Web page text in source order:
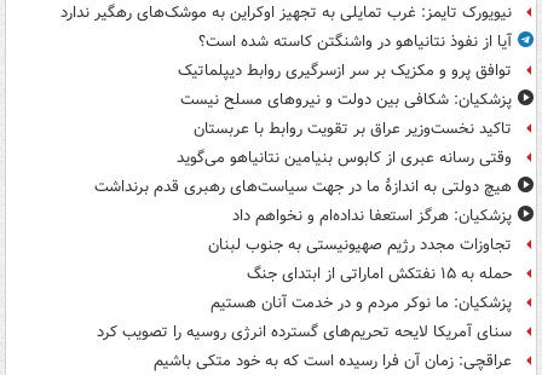
نیویورک تایمز: غرب تمایلی به تجهیز اوکراین به موشک‌های رهگیر ندارد
آیا از نفوذ نتانیاهو در واشنگتن کاسته شده است؟
توافق پرو و مکزیک بر سر ازسرگیری روابط دیپلماتیک
پزشکیان: شکافی بین دولت و نیروهای مسلح نیست
تاکید نخست‌وزیر عراق بر تقویت روابط با عربستان
وقتی رسانه عبری از کابوس بنیامین نتانیاهو می‌گوید
هیچ دولتی به اندازۀ ما در جهت سیاست‌های رهبری قدم برنداشت
پزشکیان: هرگز استعفا نداده‌ام و نخواهم داد
تجاوزات مجدد رژیم صهیونیستی به جنوب لبنان
حمله به ۱۵ نفتکش‌ اماراتی از ابتدای جنگ
پزشکیان: ما نوکر مردم و در خدمت آنان هستیم
سنای آمریکا لایحه تحریم‌های گسترده انرژی روسیه را تصویب کرد
عراقچی: زمان آن فرا رسیده است که به خود متکی باشیم